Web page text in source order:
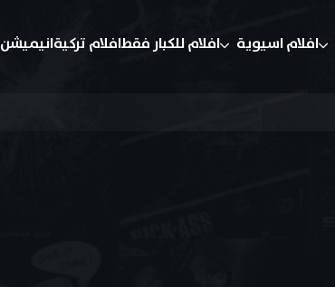
افلام اسيوية افلام للكبار فقطافلام تركيةانيميشن